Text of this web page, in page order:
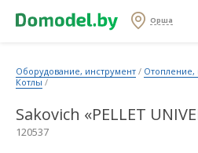
Орша
Оборудование, инструмент / Отопление,
Котлы /
Sakovich «PELLET
120537